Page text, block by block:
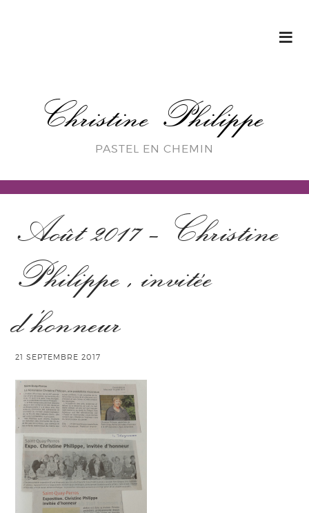
Christine Philippe
PASTEL EN CHEMIN
Août 2017 – Christine
Philippe , invitée
d’honneur
21 SEPTEMBRE 2017